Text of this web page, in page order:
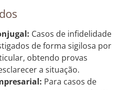
Casos de infidelidade
de forma sigilosa por
obtendo provas
a situação.
Para casos de